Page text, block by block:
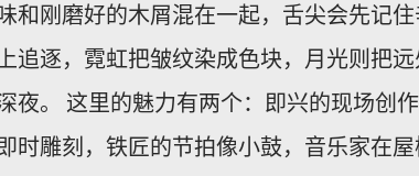
和刚磨好的木屑混在一起，舌尖会先记住
追逐，霓虹把皱纹染成色块，月光则把远
夜。 这里的魅力有两个：即兴的现场创作
时雕刻，铁匠的节拍像小鼓，音乐家在屋